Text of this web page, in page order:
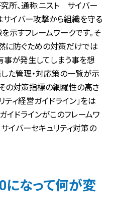
所、通称:ニスト サイバー
サイバー攻撃から組織を守る
示すフレームワークです。そ
に防ぐための対策だけでは
事が発生してしまう事を想
た管理・対応策の一覧が示
の対策指標の網羅性の高さ
ティ経営ガイドライン」をは
イドラインがこのフレームワ
イバーセキュリティ対策の
になって何が変